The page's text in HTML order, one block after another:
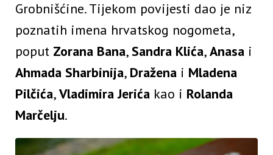
Grobnišćine. Tijekom povijesti dao je niz
poznatih imena hrvatskog nogometa,
poput Zorana Bana,Sandra Klića,Anasa i
Ahmada Sharbinija, Dražena i Mladena
Pilčića,Vladimira Jerića kao i Rolanda
Marčelju.